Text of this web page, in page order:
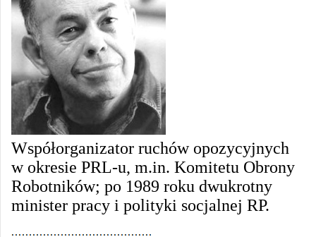
Współorganizator ruchów opozycyjnych
w okresie PRL-u, m.in. Komitetu Obrony
Robotników; po 1989 roku dwukrotny
minister pracy i polityki socjalnej RP.